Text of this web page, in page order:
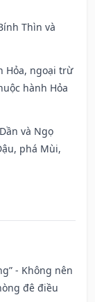
Thìn và
Hỏa, ngoại trừ
hành Hỏa
và Ngọ
phá Mùi,
- Không nên
đê điều